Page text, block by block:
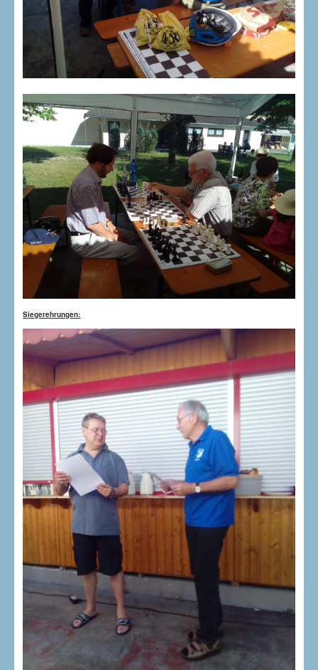
Siegerehrungen: